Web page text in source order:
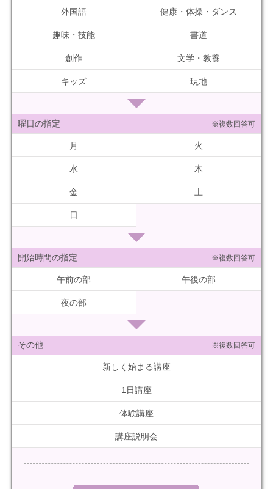
外国語 健康・体操・ダンス
趣味・技能 書道
創作 文学・教養
キッズ 現地
曜日の指定 ※複数回答可
月 火
水 木
金 土
日
開始時間の指定 ※複数回答可
午前の部 午後の部
夜の部
その他 ※複数回答可
新しく始まる講座
1日講座
体験講座
講座説明会